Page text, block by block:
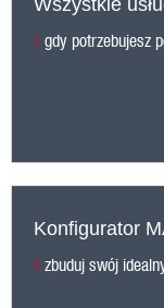
Wszystkie
gdy potrzebujesz
Konfigurator
zbuduj swój